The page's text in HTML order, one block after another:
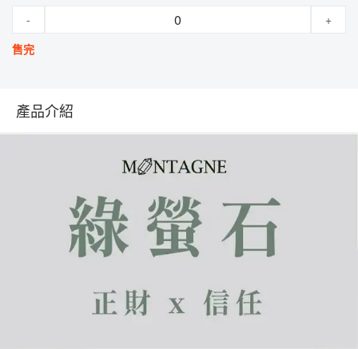
-
+
售完
產品介紹